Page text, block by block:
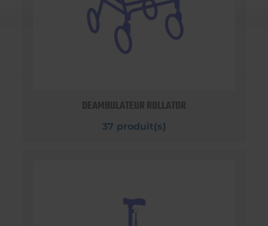
DEAMBULATEUR ROLLATOR
37 produit(s)